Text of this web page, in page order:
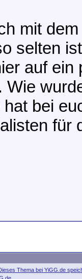
mit
selten
auf
Wie
bei
für